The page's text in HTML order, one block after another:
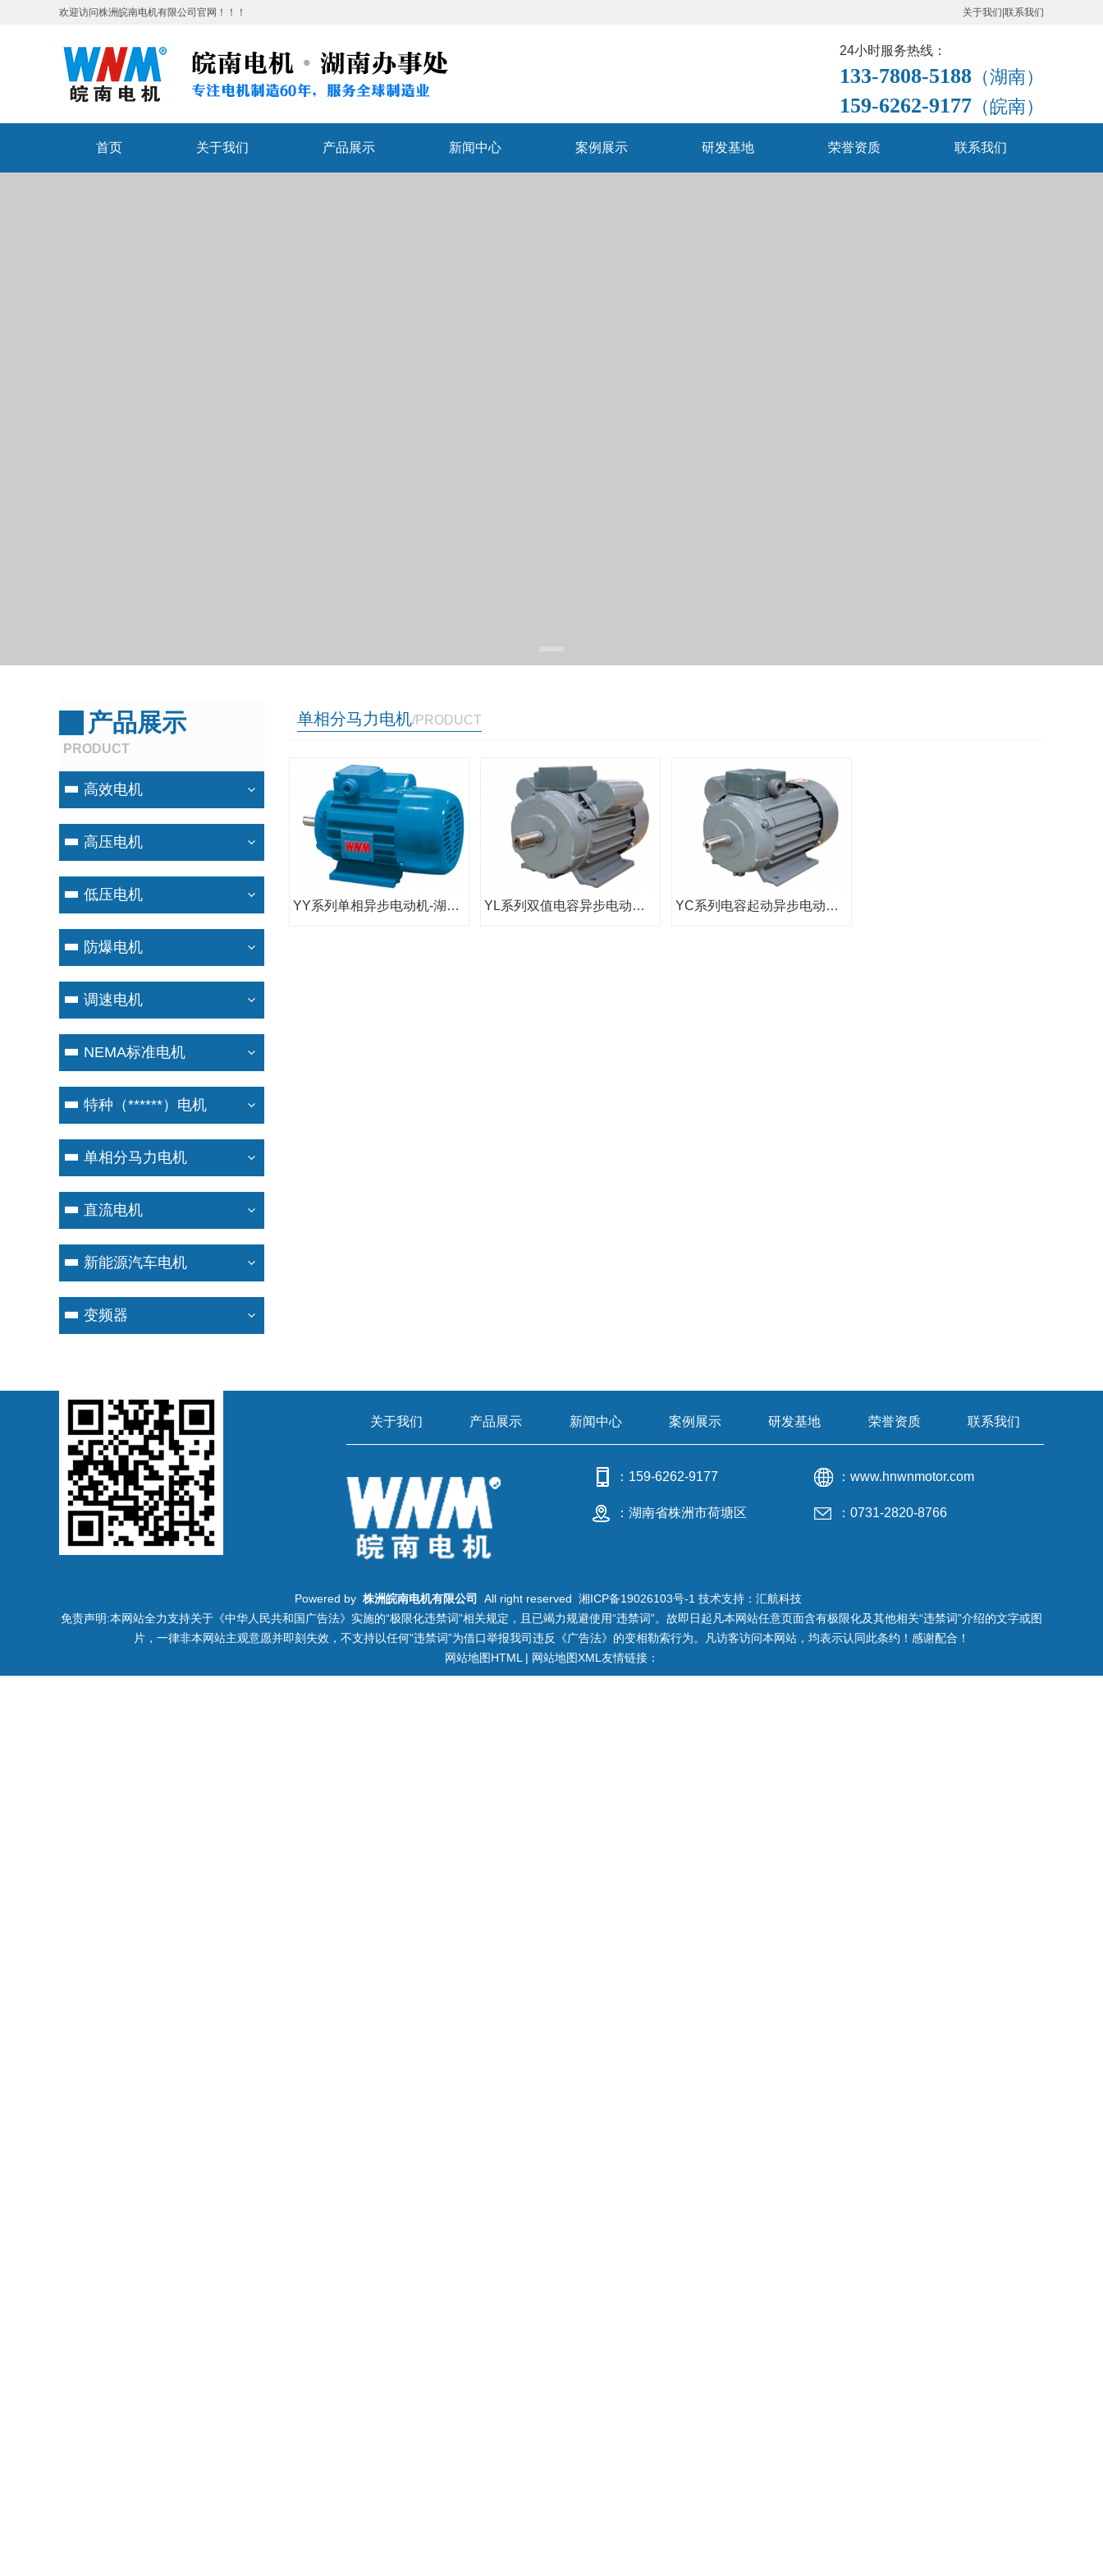
欢迎访问株洲皖南电机有限公司官网！！！ 关于我们 联系我们
24小时服务热线：
133-7808-5188 （湖南）
159-6262-9177 （皖南）
首页 关于我们 产品展示 新闻中心 案例展示 研发基地 荣誉资质 联系我们
产品展示
PRODUCT
高效电机
高压电机
低压电机
防爆电机
调速电机
NEMA标准电机
特种（******）电机
单相分马力电机
直流电机
新能源汽车电机
变频器
单相分马力电机/PRODUCT
YY系列单相异步电动机-湖南变频电机 YL系列双值电容异步电动机-湖南变频电机 YC系列电容起动异步电动机-湖南变频电机
关于我们 产品展示 新闻中心 案例展示 研发基地 荣誉资质 联系我们
：159-6262-9177 ：www.hnwnmotor.com
：湖南省株洲市荷塘区 ：0731-2820-8766
Powered by 株洲皖南电机有限公司 All right reserved 湘ICP备19026103号-1 技术支持：汇航科技
免责声明:本网站全力支持关于《中华人民共和国广告法》实施的“极限化违禁词”相关规定，且已竭力规避使用“违禁词”。故即日起凡本网站任意页面含有极限化及其他相关“违禁词”介绍的文字或图
片，一律非本网站主观意愿并即刻失效，不支持以任何"违禁词”为借口举报我司违反《广告法》的变相勒索行为。凡访客访问本网站，均表示认同此条约！感谢配合！
网站地图HTML | 网站地图XML 友情链接：